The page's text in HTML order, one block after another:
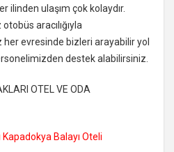
ilinden ulaşım çok kolaydır.
aracılığıyla
her evresinde bizleri arayabilir yol
destek alabilirsiniz.
OTEL VE ODA
Balayı Oteli